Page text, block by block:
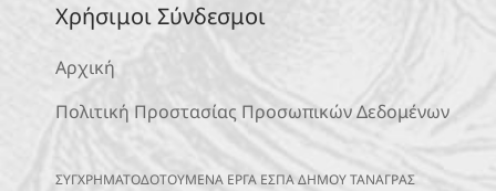
Χρήσιμοι Σύνδεσμοι
Αρχική
Πολιτική Προστασίας Προσωπικών Δεδομένων
ΣΥΓΧΡΗΜΑΤΟΔΟΤΟΥΜΕΝΑ ΕΡΓΑ ΕΣΠΑ ΔΗΜΟΥ ΤΑΝΑΓΡΑΣ